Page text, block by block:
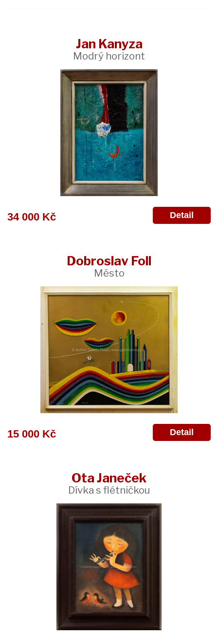
Jan Kanyza
Modrý horizont
34 000 Kč Detail
Dobroslav Foll
Město
15 000 Kč Detail
Ota Janeček
Dívka s flétničkou